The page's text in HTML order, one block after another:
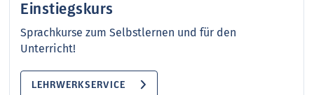
Einstiegskurs
Sprachkurse zum Selbstlernen und für den
Unterricht!
LEHRWERKSERVICE